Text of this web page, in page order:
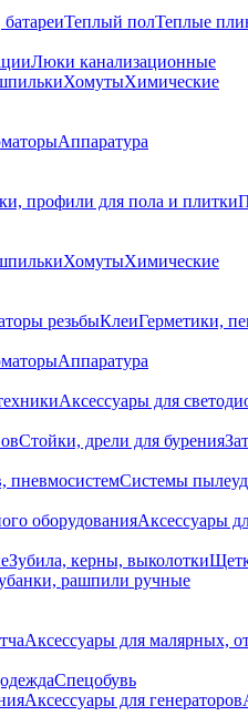
Теплый полТеплые
Люки канализационные
ХомутыХимические
Аппаратура
профили для пола и плитки
ХомутыХимические
резьбыКлеиГерметики,
Аппаратура
Аксессуары для
Стойки, дрели для бурения
пневмосистемСистемы
оборудованияАксессуары
Зубила, керны, выколотки
рашпили ручные
Аксессуары для малярных,
Спецобувь
Аксессуары для генераторов